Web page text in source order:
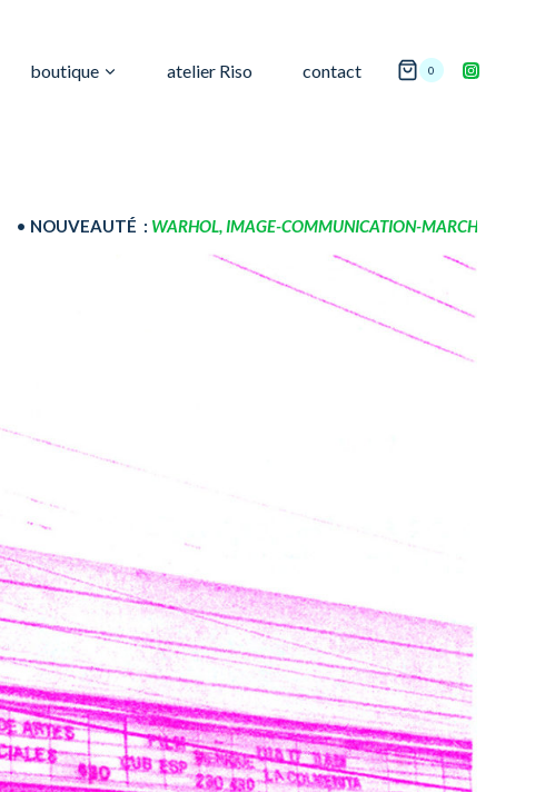
boutique atelier Riso contact 0
WARHOL, IMAGE-COMMUNICATION-MARCHANDISEde Youssef